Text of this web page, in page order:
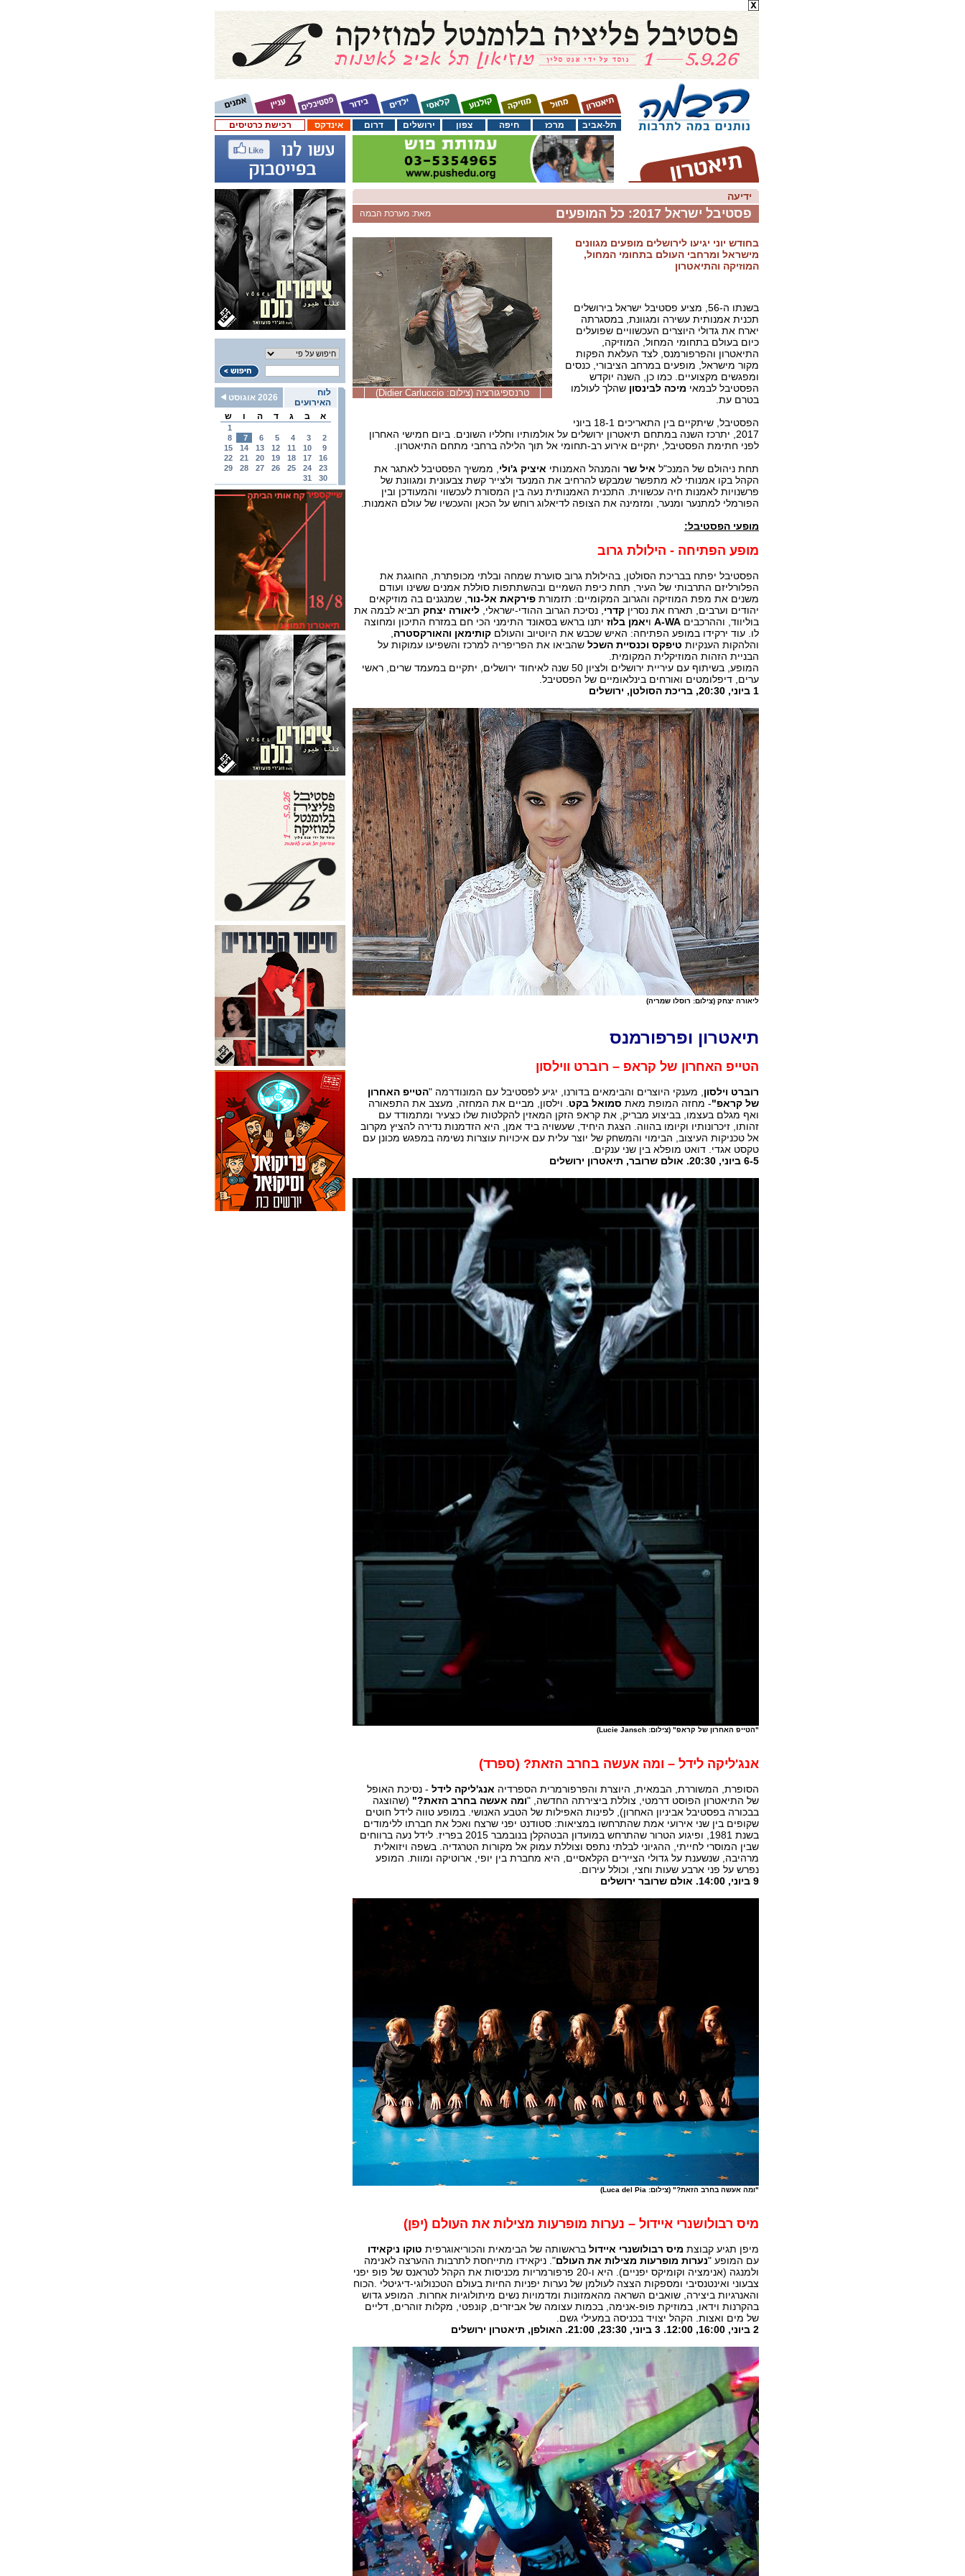
רכישת כרטיסים אינדקס דרום ירושלים צפון חיפה מרכז תל-אביב
לוח
האירועים
2026 אוגוסט
א
ב ג ד ה ו ש
1
2
3
4
5
6
7
8
9
10
11
12
13
14
15
16
17
18
19
20
21
22
23
24
25
26
27
28
29
30
31
ידיעה
מאת: מערכת הבמה פסטיבל ישראל 2017: כל המופעים
טרנספיגורציה (צילום: Didier Carluccio)
בחודש יוני יגיעו לירושלים מופעים מגוונים
מישראל ומרחבי העולם בתחומי המחול,
המוזיקה והתיאטרון
בשנתו ה-56, מציע פסטיבל ישראל בירושלים
תכנית אמנותית עשירה ומגוונת, במסגרתה
יארח את גדולי היוצרים העכשוויים שפועלים
כיום בעולם בתחומי המחול, המוזיקה,
התיאטרון והפרפורמנס, לצד העלאת הפקות
מקור מישראל, מופעים במרחב הציבורי, כנסים
ומפגשים מקצועיים. כמו כן, השנה יוקדש
הפסטיבל לבמאי מיכה לבינסון שהלך לעולמו
בטרם עת.
הפסטיבל, שיתקיים בין התאריכים 18-1 ביוני
2017, יתרכז השנה במתחם תיאטרון ירושלים על אולמותיו וחלליו השונים. ביום חמישי האחרון
לפני חתימת הפסטיבל, יתקיים אירוע רב-תחומי אל תוך הלילה ברחבי מתחם התיאטרון.
תחת ניהולם של המנכ"ל איל שר והמנהל האמנותי איציק ג'ולי , ממשיך הפסטיבל לאתגר את
הקהל בקו אמנותי לא מתפשר שמבקש להרחיב את המנעד ולצייר קשת צבעונית ומגוונת של
פרשנויות לאמנות חיה עכשווית. התכנית האמנותית נעה בין המסורת לעכשווי והמעודכן ובין
הפורמלי למתנער ומנער, ומזמינה את הצופה לדיאלוג רוחש על הכאן והעכשיו של עולם האמנות.
מופעי הפסטיבל:
מופע הפתיחה - הילולת גרוב
הפסטיבל יפתח בבריכת הסולטן, בהילולת גרוב סוערת שמחה ובלתי מכופתרת, החוגגת את
הפלורליזם התרבותי של העיר, תחת כיפת השמיים ובהשתתפות סוללת אמנים ששינו ועודם
משנים את מפת המוזיקה והגרוב המקומיים: תזמורת פירקאת אל-נור , שמנגנים בה מוזיקאים
יהודים וערבים, תארח את נסרין קדרי , נסיכת הגרוב ההודי-ישראלי, ליאורה יצחק תביא לבמה את
בוליווד, וההרכבים A-WA ויאמן בלוז יתנו בראש בסאונד התימני הכי חם במזרח התיכון ומחוצה
לו. עוד ירקידו במופע הפתיחה: האיש שכבש את היוטיוב והעולם קותימאן והאורקסטרה
והלהקות הענקיות טיפקס וכנסיית השכל שהביאו את הפריפריה למרכז והשפיעו עמוקות על
הבניית הזהות המוזיקלית המקומית.
המופע, בשיתוף עם עיריית ירושלים ולציון 50 שנה לאיחוד ירושלים, יתקיים במעמד שרים, ראשי
ערים, דיפלומטים ואורחים בינלאומיים של הפסטיבל.
1 ביוני, 20:30, בריכת הסולטן, ירושלים
ליאורה יצחק (צילום: רוסלו שמריה)
תיאטרון ופרפורמנס
הטייפ האחרון של קראפ – רוברט ווילסון
רוברט וילסון , מענקי היוצרים והבימאים בדורנו, יגיע לפסטיבל עם המונודרמה "הטייפ האחרון
של קראפ"- מחזה המופת מאת סמואל בקט . וילסון, מביים את המחזה, מעצב את התפאורה
ואף מגלם בעצמו, בביצוע מבריק, את קראפ הזקן המאזין להקלטות שלו כצעיר ומתמודד עם
זהותו, זיכרונותיו וקיומו בהווה. הצגת היחיד, שעשויה ביד אמן, היא הזדמנות נדירה להציץ מקרוב
אל טכניקות העיצוב, הבימוי והמשחק של יוצר עלית עם איכויות עוצרות נשימה במפגש מכונן עם
טקסט אגדי. דואט מופלא בין שני ענקים.
6-5 ביוני, 20:30. אולם שרובר, תיאטרון ירושלים
"הטייפ האחרון של קראפ" (צילום: Lucie Jansch)
אנג'ליקה לידל – ומה אעשה בחרב הזאת? (ספרד)
הסופרת, המשוררת, הבמאית, היוצרת והפרפורמרית הספרדיה אנג'ליקה לידל - נסיכת האופל
של התיאטרון הפוסט דרמטי, צוללת ביצירתה החדשה, "ומה אעשה בחרב הזאת?" (שהוצגה
בבכורה בפסטיבל אביניון האחרון), לפינות האפילות של הטבע האנושי. במופע טווה לידל חוטים
שקופים בין שני אירועי אמת שהתרחשו במציאות: סטודנט יפני שרצח ואכל את חברתו ללימודים
בשנת 1981, ופיגוע הטרור שהתרחש במועדון הבטהקלן בנובמבר 2015 בפריז. לידל נעה ברווחים
שבין המוסרי לחייתי, ההגיוני לבלתי נתפס וצוללת עמוק אל מקורות הטרגדיה. בשפה ויזואלית
מרהיבה, שנשענת על גדולי הציירים הקלאסיים, היא מחברת בין יופי, ארוטיקה ומוות. המופע
נפרש על פני ארבע שעות וחצי, וכולל עירום.
9 ביוני, 14:00. אולם שרובר ירושלים
"ומה אעשה בחרב הזאת?" (צילום: Luca del Pia)
מיס רבולושנרי איידול – נערות מופרעות מצילות את העולם (יפן)
מיפן תגיע קבוצת מיס רבולושנרי איידול בראשותה של הבימאית והכוריאוגרפית טוקו ניקאידו
עם המופע "נערות מופרעות מצילות את העולם". ניקאידו מתייחסת לתרבות ההערצה לאנימה
ולמנגה (אנימציה וקומיקס יפניים). היא ו-20 פרפורמריות מכניסות את הקהל לטראנס של פופ יפני
צבעוני ואינטנסיבי ומספקות הצצה לעולמן של נערות יפניות החיות בעולם הטכנולוגי-דיגיטלי .הכוח
והאנרגיות ביצירה, שואבים השראה מהאמזונות ומדמויות נשים מיתולוגיות אחרות. המופע גדוש
בהקרנות וידאו, במוזיקת פופ-אנימה, בכמות עצומה של אביזרים, קונפטי, מקלות זוהרים, דליים
של מים ואצות. הקהל יצויד בכניסה במעילי גשם.
2 ביוני, 16:00, 12:00. 3 ביוני, 23:30, 21:00. האולפן, תיאטרון ירושלים